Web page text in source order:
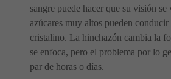
sangre puede hacer que su visión
azúcares muy altos pueden
cristalino. La hinchazón cambia la
se enfoca, pero el problema por lo
par de horas o días.